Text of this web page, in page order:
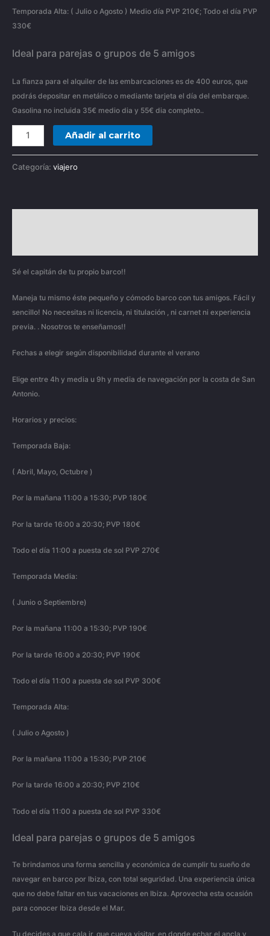
Temporada Alta: ( Julio o Agosto ) Medio día PVP 210€; Todo el día PVP
330€
Ideal para parejas o grupos de 5 amigos
La fianza para el alquiler de las embarcaciones es de 400 euros, que
podrás depositar en metálico o mediante tarjeta el día del embarque.
Gasolina no incluida 35€ medio dia y 55€ dia completo..
Añadir al carrito
Categoría: viajero
Sé el capitán de tu propio barco!!
Maneja tu mismo éste pequeño y cómodo barco con tus amigos. Fácil y
sencillo! No necesitas ni licencia, ni titulación , ni carnet ni experiencia
previa. . Nosotros te enseñamos!!
Fechas a elegir según disponibilidad durante el verano
Elige entre 4h y media u 9h y media de navegación por la costa de San
Antonio.
Horarios y precios:
Temporada Baja:
( Abril, Mayo, Octubre )
Por la mañana 11:00 a 15:30; PVP 180€
Por la tarde 16:00 a 20:30; PVP 180€
Todo el día 11:00 a puesta de sol PVP 270€
Temporada Media:
( Junio o Septiembre)
Por la mañana 11:00 a 15:30; PVP 190€
Por la tarde 16:00 a 20:30; PVP 190€
Todo el día 11:00 a puesta de sol PVP 300€
Temporada Alta:
( Julio o Agosto )
Por la mañana 11:00 a 15:30; PVP 210€
Por la tarde 16:00 a 20:30; PVP 210€
Todo el día 11:00 a puesta de sol PVP 330€
Ideal para parejas o grupos de 5 amigos
Te brindamos una forma sencilla y económica de cumplir tu sueño de
navegar en barco por Ibiza, con total seguridad. Una experiencia única
que no debe faltar en tus vacaciones en Ibiza. Aprovecha esta ocasión
para conocer Ibiza desde el Mar.
Tu decides a que cala ir, que cueva visitar, en donde echar el ancla y